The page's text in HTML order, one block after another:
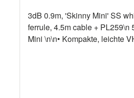
3dB 0.9m, 'Skinny Mini' SS
ferrule, 4.5m cable + PL259\n
Mini \n\n• Kompakte, leichte